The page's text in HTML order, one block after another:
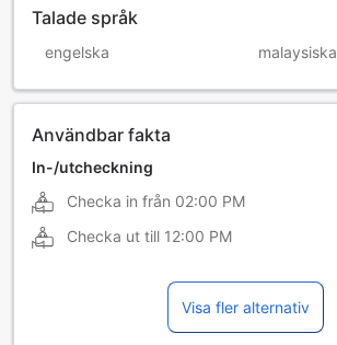
Talade språk
engelska malaysiska
Användbar fakta
In-/utcheckning
Checka in från 02:00 PM
Checka ut till 12:00 PM
Visa fler alternativ